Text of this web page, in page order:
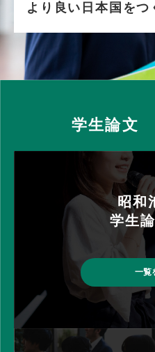
より良い日本国をつ
学生論文
昭和
学⽣
一覧